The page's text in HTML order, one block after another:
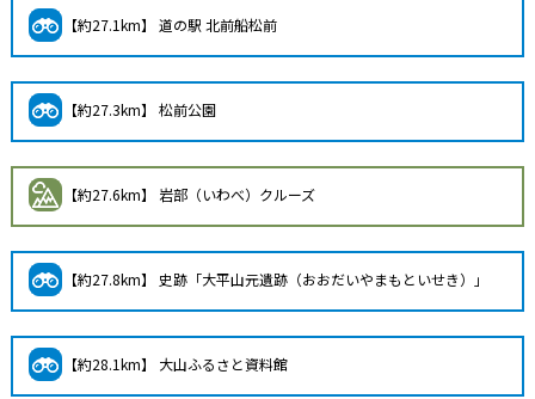
【約27.1km】 道の駅 北前船松前
【約27.3km】 松前公園
【約27.6km】 岩部（いわべ）クルーズ
【約27.8km】 史跡「大平山元遺跡（おおだいやまもといせき）」
【約28.1km】 大山ふるさと資料館